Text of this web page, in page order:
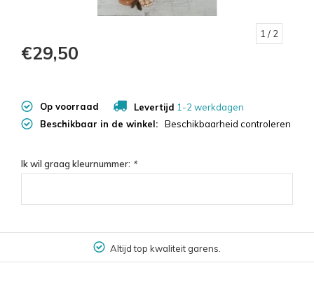
1 / 2
€29,50
Op voorraad Levertijd 1-2 werkdagen
Beschikbaar in de winkel:
Beschikbaarheid controleren
Ik wil graag kleurnummer: *
Altijd top kwaliteit garens.